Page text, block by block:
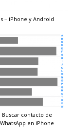
– iPhone y Android
Buscar contacto de
WhatsApp en iPhone